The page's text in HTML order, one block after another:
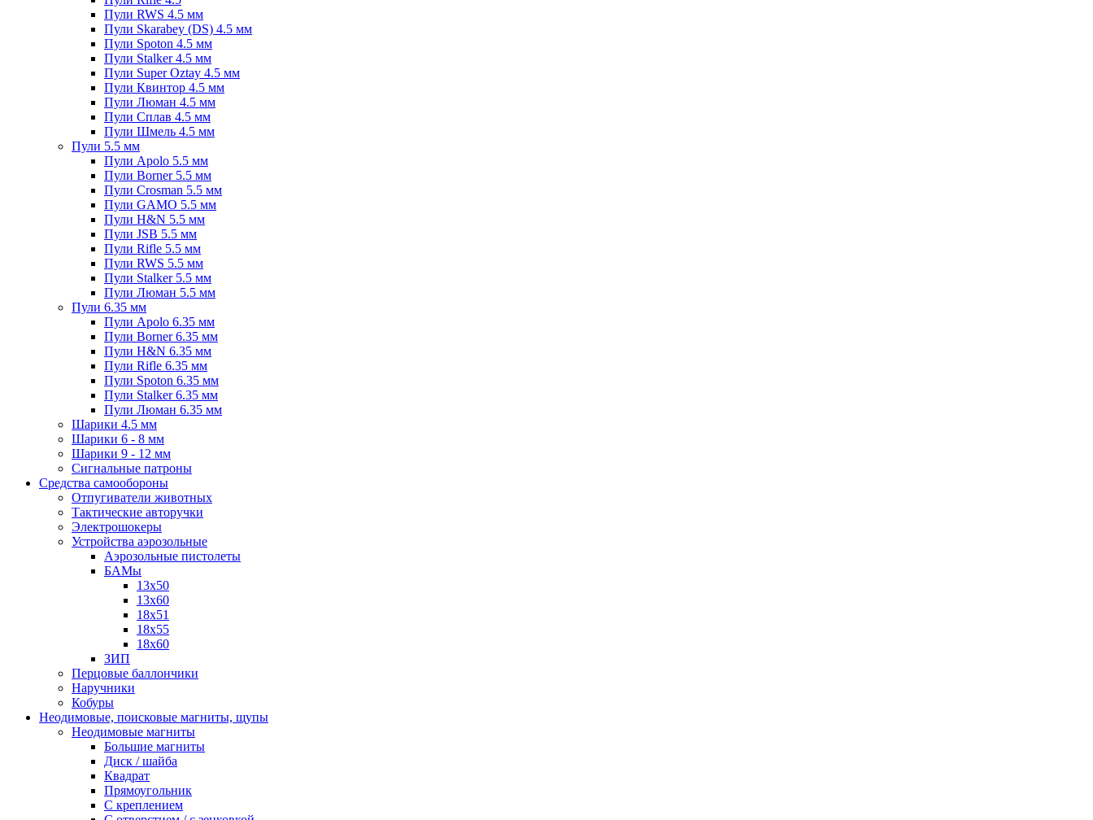
Пули RWS 4.5 мм
Пули Skarabey (DS) 4.5 мм
Пули Spoton 4.5 мм
Пули Stalker 4.5 мм
Пули Super Oztay 4.5 мм
Пули Квинтор 4.5 мм
Пули Люман 4.5 мм
Пули Сплав 4.5 мм
Пули Шмель 4.5 мм
Пули 5.5 мм
Пули Apolo 5.5 мм
Пули Borner 5.5 мм
Пули Crosman 5.5 мм
Пули GAMO 5.5 мм
Пули H&N 5.5 мм
Пули JSB 5.5 мм
Пули Rifle 5.5 мм
Пули RWS 5.5 мм
Пули Stalker 5.5 мм
Пули Люман 5.5 мм
Пули 6.35 мм
Пули Apolo 6.35 мм
Пули Borner 6.35 мм
Пули H&N 6.35 мм
Пули Rifle 6.35 мм
Пули Spoton 6.35 мм
Пули Stalker 6.35 мм
Пули Люман 6.35 мм
Шарики 4.5 мм
Шарики 6 - 8 мм
Шарики 9 - 12 мм
Сигнальные патроны
Средства самообороны
Отпугиватели животных
Тактические авторучки
Электрошокеры
Устройства аэрозольные
Аэрозольные пистолеты
БАМы
13х50
13х60
18х51
18х55
18х60
ЗИП
Перцовые баллончики
Наручники
Кобуры
Неодимовые, поисковые магниты, щупы
Неодимовые магниты
Большие магниты
Диск / шайба
Квадрат
Прямоугольник
С креплением